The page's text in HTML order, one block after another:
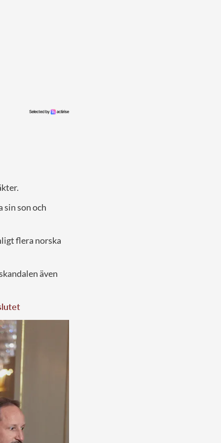
son och
flera norska
även